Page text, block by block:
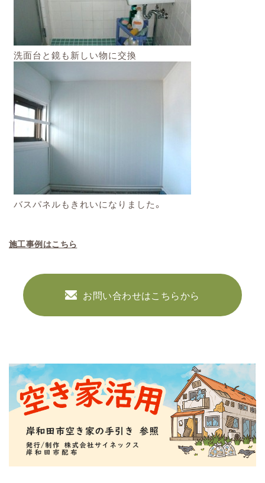
洗面台と鏡も新しい物に交換
バスパネルもきれいになりました。
施工事例はこちら
お問い合わせはこちらから